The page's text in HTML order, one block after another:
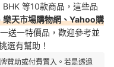
等10款商品，這些品
天市場購物網、Yahoo購
送一特價品，歡迎參考並
選有幫助！
贊助或付費置入。若是透過